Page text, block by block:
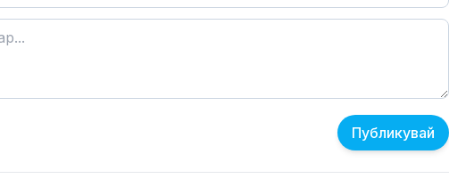
Публикувай